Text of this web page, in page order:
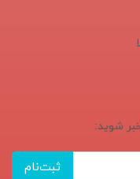
شوید:
ثبت‌نام